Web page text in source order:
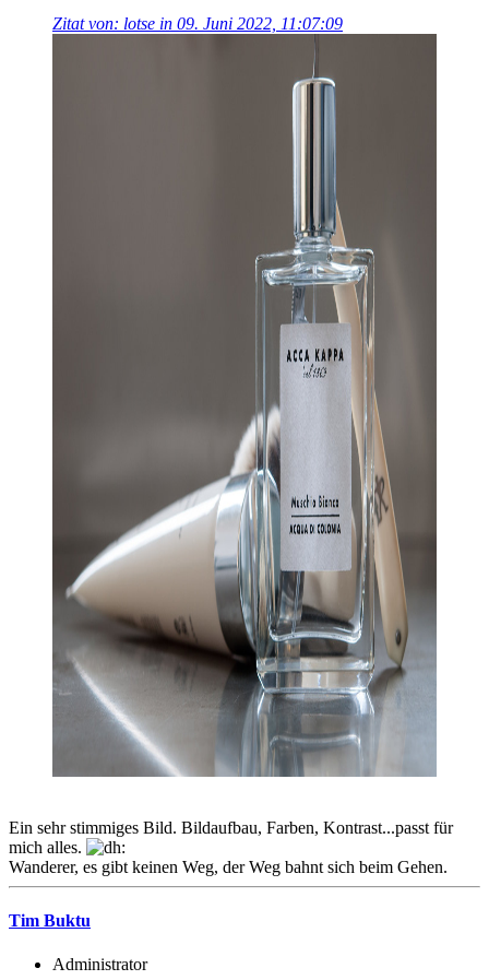
Zitat von: lotse in 09. Juni 2022, 11:07:09
Ein sehr stimmiges Bild. Bildaufbau, Farben, Kontrast...passt für
mich alles.
Wanderer, es gibt keinen Weg, der Weg bahnt sich beim Gehen.
Tim Buktu
Administrator